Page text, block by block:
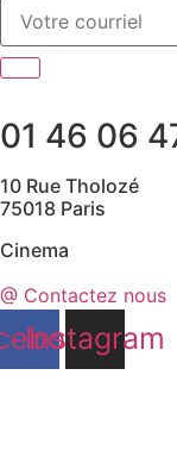
01 46 06
10 Rue Tholozé
75018 Paris
Cinema
@ Contactez nous
Instagram